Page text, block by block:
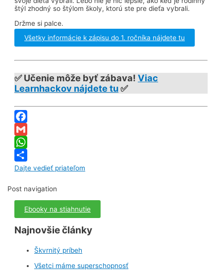
štýl zhodný so štýlom školy, ktorú ste pre dieťa vybrali.
Držme si palce.
Všetky informácie k zápisu do 1. ročníka nájdete tu
✅ Učenie môže byť zábava!Viac
Learnhackov nájdete tu✅
Facebook
Gmail
WhatsApp
Dajte vedieť priateľom
Post navigation
Ebooky na stiahnutie
Najnovšie články
Škvrnitý príbeh
Všetci máme superschopnosť